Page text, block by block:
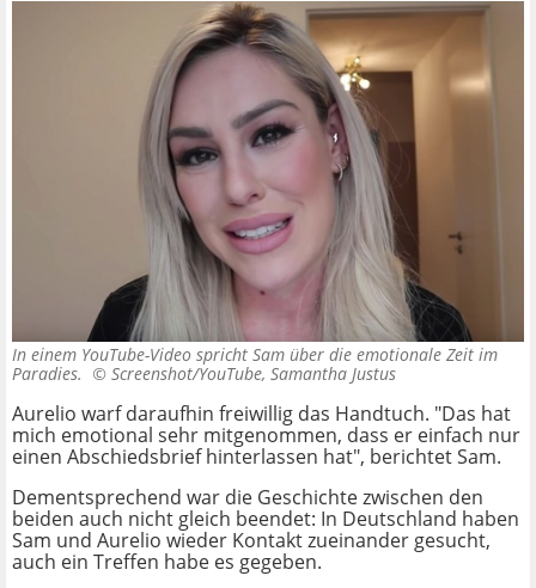
In einem YouTube-Video spricht Sam über die emotionale Zeit im
Paradies. © Screenshot/YouTube, Samantha Justus
Aurelio warf daraufhin freiwillig das Handtuch. "Das hat
mich emotional sehr mitgenommen, dass er einfach nur
einen Abschiedsbrief hinterlassen hat", berichtet Sam.
Dementsprechend war die Geschichte zwischen den
beiden auch nicht gleich beendet: In Deutschland haben
Sam und Aurelio wieder Kontakt zueinander gesucht,
auch ein Treffen habe es gegeben.